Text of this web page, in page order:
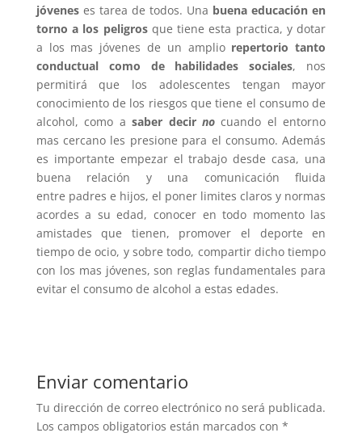
jóveneses tarea de todos. Una buena educación en
torno a los peligrosque tiene esta practica, y dotar
a los mas jóvenes de un amplio repertorio tanto
conductual como de habilidades sociales, nos
permitirá que los adolescentes tengan mayor
conocimiento de los riesgos que tiene el consumo de
alcohol, como asaber decir no cuando el entorno
mas cercano les presione para el consumo. Además
es importante empezar el trabajo desde casa, una
buena relación y una comunicación fluida
entre padres e hijos, el poner limites claros y normas
acordes a su edad, conocer en todo momento las
amistades que tienen, promover el deporte en
tiempo de ocio, y sobre todo, compartir dicho tiempo
con los mas jóvenes, son reglas fundamentales para
evitar el consumo de alcohol a estas edades.
Enviar comentario
Tu dirección de correo electrónico no será publicada.
Los campos obligatorios están marcados con *